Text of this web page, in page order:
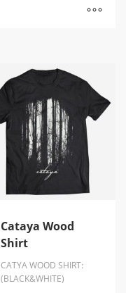
Cataya Wood
Shirt
CATYA WOOD SHIRT:
(BLACK&WHITE)